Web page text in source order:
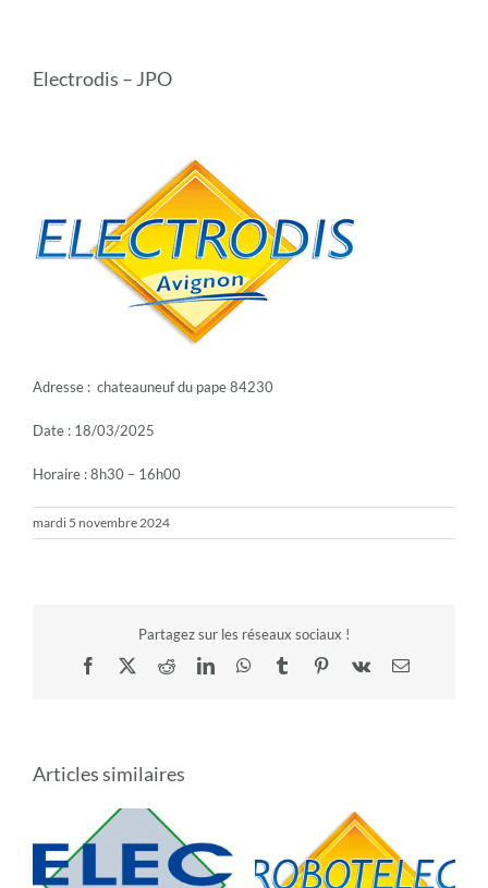
Electrodis – JPO
Adresse : chateauneuf du pape 84230
Date : 18/03/2025
Horaire : 8h30 – 16h00
mardi 5 novembre 2024
Partagez sur les réseaux sociaux !
Facebook
X RedditLinkedInWhatsApp
TumblrPinterest
Vk Email
Articles similaires